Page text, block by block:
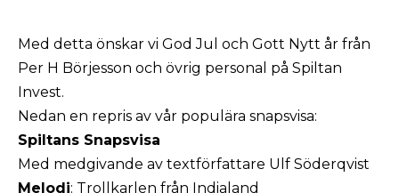
Med detta önskar vi God Jul och Gott Nytt år från
Per H Börjesson och övrig personal på Spiltan
Invest.
Nedan en repris av vår populära snapsvisa:
Spiltans Snapsvisa
Med medgivande av textförfattare Ulf Söderqvist
Melodi: Trollkarlen från Indialand